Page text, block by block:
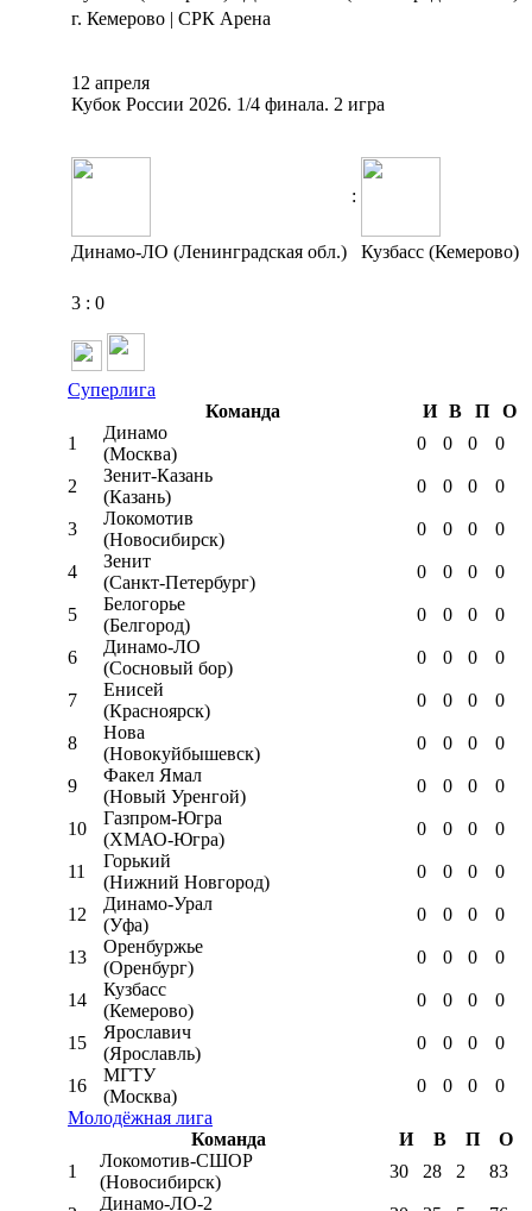
г. Кемерово | СРК Арена
12 апреля
Кубок России 2026. 1/4 финала. 2 игра
:
Динамо-ЛО (Ленинградская обл.) Кузбасс (Кемерово)
3 : 0
Суперлига
Команда
И В П
О
1
Динамо
(Москва)
0 0 0 0
2
Зенит-Казань
(Казань)
0 0 0 0
3
Локомотив
(Новосибирск)
0 0 0 0
4
Зенит
(Санкт-Петербург)
0 0 0 0
5
Белогорье
(Белгород)
0 0 0 0
6
Динамо-ЛО
(Сосновый бор)
0 0 0 0
7
Енисей
(Красноярск)
0 0 0 0
8
Нова
(Новокуйбышевск)
0 0 0 0
9
Факел Ямал
(Новый Уренгой)
0 0 0 0
10
Газпром-Югра
(ХМАО-Югра)
0 0 0 0
11
Горький
(Нижний Новгород)
0 0 0 0
12
Динамо-Урал
(Уфа)
0 0 0 0
13
Оренбуржье
(Оренбург)
0 0 0 0
14
Кузбасс
(Кемерово)
0 0 0 0
15
Ярославич
(Ярославль)
0 0 0 0
16
МГТУ
(Москва)
0 0 0
0
Молодёжная лига
Команда
И В П
О
1
Локомотив-CШОР
(Новосибирск)
30 28 2 83
Динамо-ЛО-2